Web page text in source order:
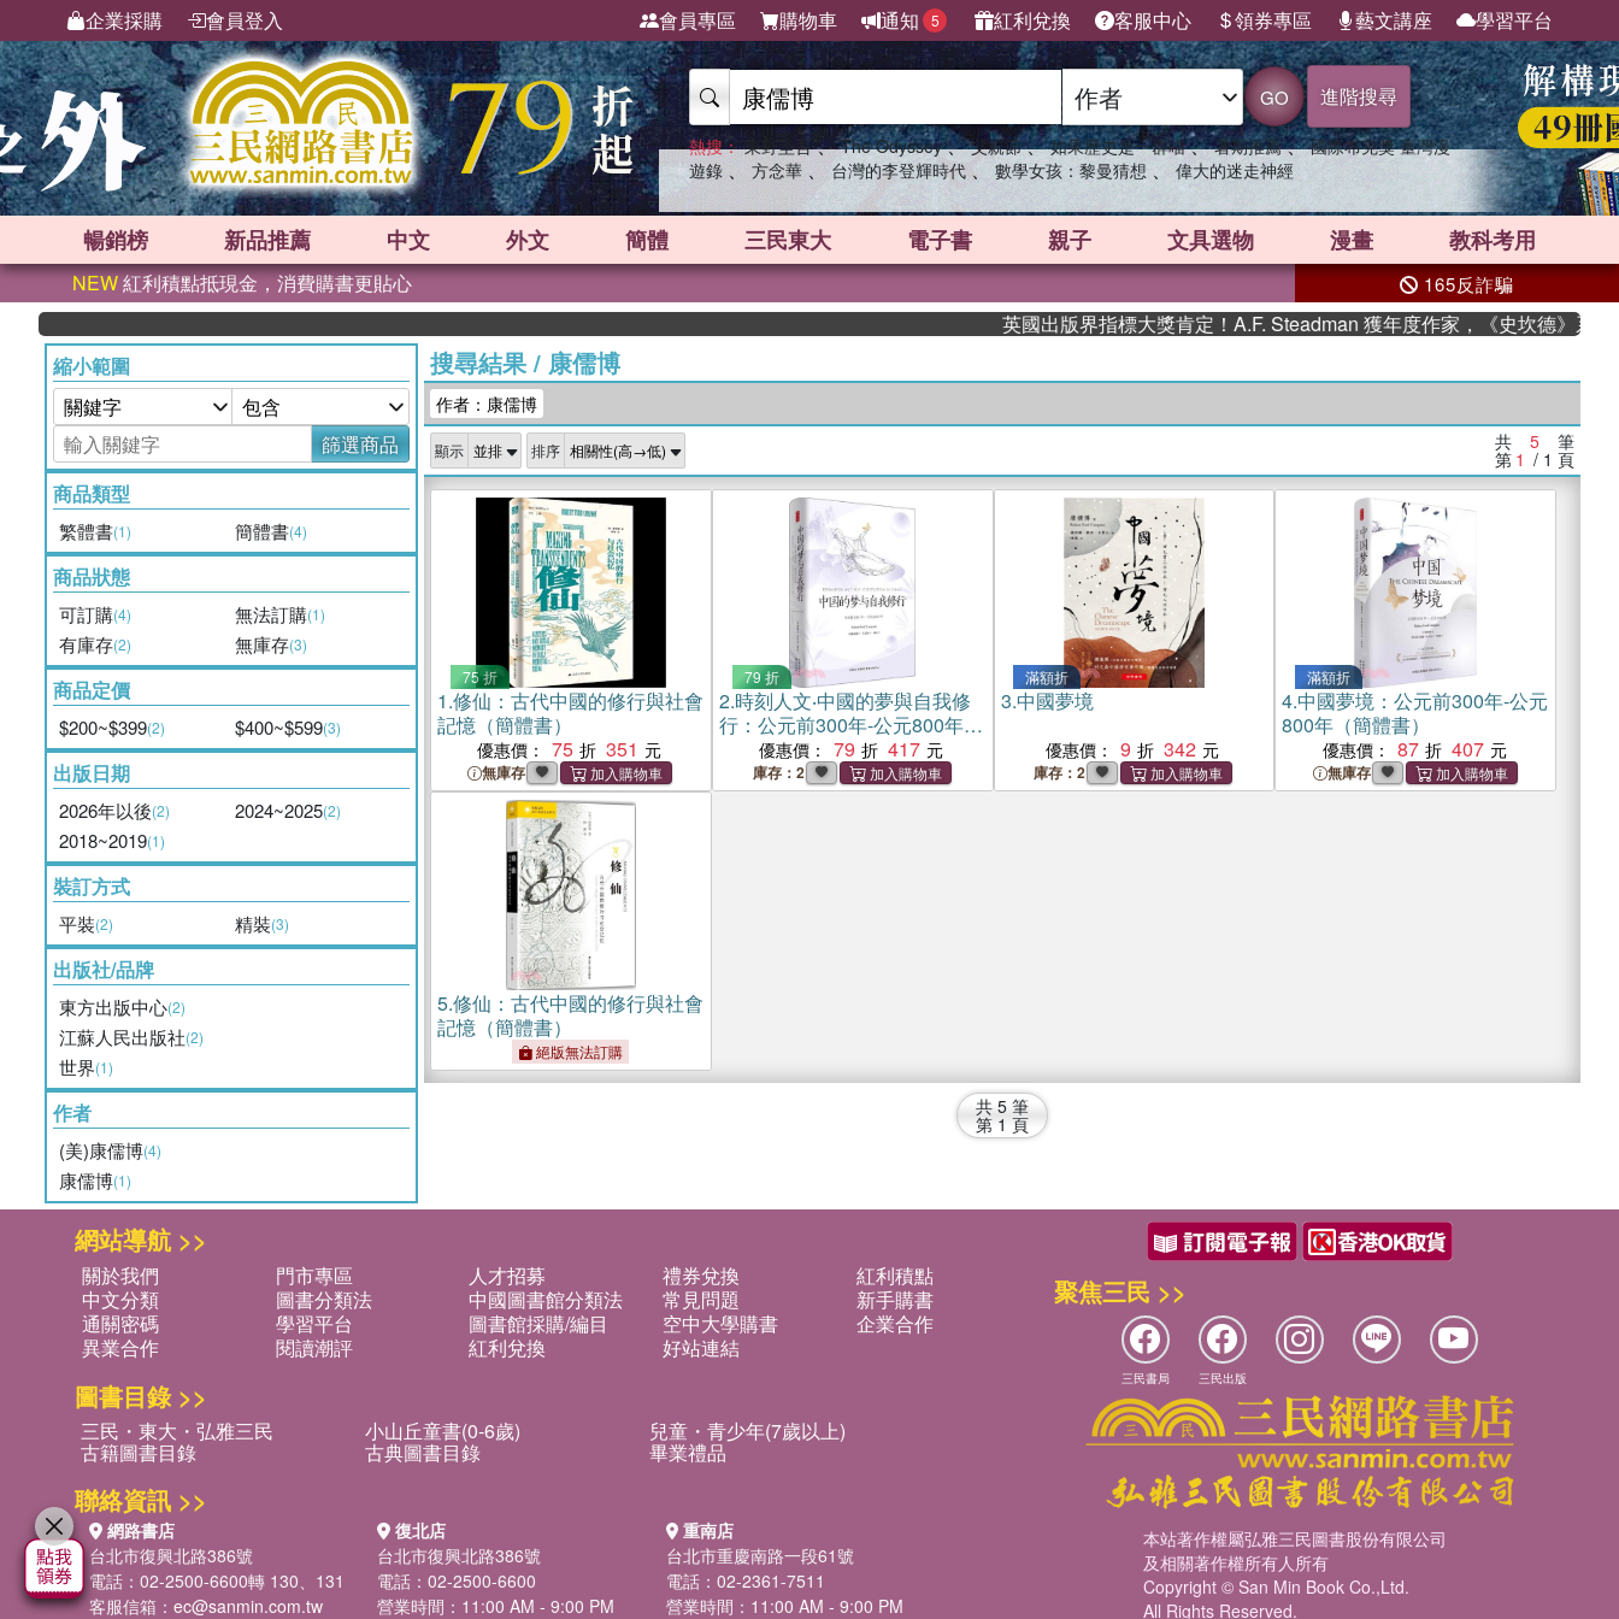
企業採購 會員登入 會員專區 購物車 通知 5 紅利兌換 客服中心 領券專區 藝文講座 學習平台
GO 進階搜尋
熱搜： 東野圭吾 、 The Odyssey 、 父親節 、 如果歷史是一群喵 、 暑期推薦 、 國際布克獎 臺灣漫
遊錄 、 方念華 、 台灣的李登輝時代 、 數學女孩：黎曼猜想 、 偉大的迷走神經
暢銷榜 新品推薦 中文 外文 簡體 三民東大 電子書 親子 文具選物 漫畫 教科考用
NEW紅利積點抵現金，消費購書更貼心 165反詐騙
英國出版界指標大獎肯定！A.F. Steadman 獲年度作家，《史坎德》系列帶
縮小範圍
篩選商品
商品類型
繁體書(1) 簡體書(4)
商品狀態
可訂購(4) 無法訂購(1)
有庫存(2) 無庫存(3)
商品定價
$200~$399(2) $400~$599(3)
出版日期
2026年以後(2) 2024~2025(2)
2018~2019(1)
裝訂方式
平裝(2) 精裝(3)
出版社/品牌
東方出版中心(2)
江蘇人民出版社(2)
世界(1)
作者
(美)康儒博(4)
康儒博(1)
搜尋結果/ 康儒博
作者：康儒博
顯示 排序 共 5 筆
第 1 / 1 頁
75 折
1.修仙：古代中國的修行與社會
記憶（簡體書）
優惠價： 75 351
無庫存
79 折
2.時刻人文‧中國的夢與自我修
行：公元前300年-公元800年
（簡體書）
優惠價： 79 417
庫存：2
滿額折
3.中國夢境
優惠價： 9 342
庫存：2
滿額折
4.中國夢境：公元前300年-公元
800年（簡體書）
優惠價： 87 407
無庫存
5.修仙：古代中國的修行與社會
記憶（簡體書）
絕版無法訂購
共 5 筆
第 1 頁
網站導航 >>
關於我們 門市專區 人才招募 禮券兌換
紅利積點
中文分類
圖書分類法 中國圖書館分類法 常見問題
新手購書
通關密碼
學習平台 圖書館採購/編目 空中大學購書
企業合作
異業合作
閱讀潮評 紅利兌換 好站連結
圖書目錄 >>
三民・東大・弘雅三民 小山丘童書(0-6歲) 兒童・青少年(7歲以上)
古籍圖書目錄 古典圖書目錄 畢業禮品
聯絡資訊 >>
網路書店
台北市復興北路386號
電話：02-2500-6600轉 130、131
客服信箱： ec@sanmin.com.tw
復北店
台北市復興北路386號
電話：02-2500-6600
營業時間：11:00 AM - 9:00 PM
重南店
台北市重慶南路一段61號
電話：02-2361-7511
營業時間：11:00 AM - 9:00 PM
聚焦三民 >>
三民書局 三民出版
本站著作權屬弘雅三民圖書股份有限公司
及相關著作權所有人所有
Copyright © San Min Book Co.,Ltd.
All Rights Reserved.